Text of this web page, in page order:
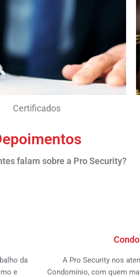
Certificados
falam sobre a Pro Security?
da
e
A Pro Security nos
Condomínio, com quem